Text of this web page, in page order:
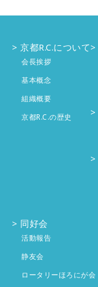
8月 3件
7月 4件
5月 4件
1月 4件
9月 4件
8月 2件
7月 4件
6月 4件
2月 4件
1月 4件
9月 4件
8月 4件
3月 投稿なし
2月 投稿なし
京都R.C.について
会長挨拶
基本概念
組織概要
京都R.C.の歴史
同好会
活動報告
静友会
ロータリーほろにが会